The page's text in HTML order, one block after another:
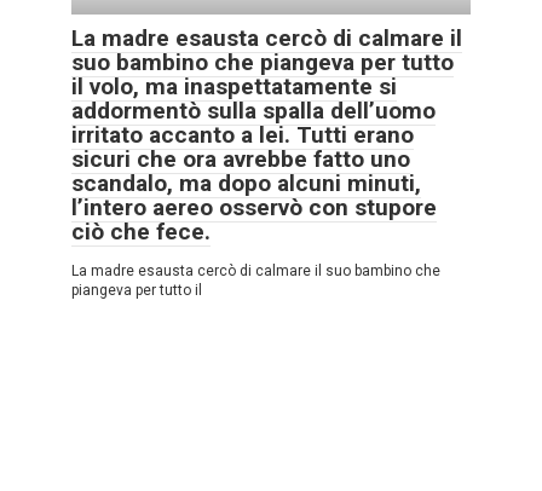
La madre esausta cercò di calmare il
suo bambino che piangeva per tutto
il volo, ma inaspettatamente si
addormentò sulla spalla dell’uomo
irritato accanto a lei. Tutti erano
sicuri che ora avrebbe fatto uno
scandalo, ma dopo alcuni minuti,
l’intero aereo osservò con stupore
ciò che fece.
La madre esausta cercò di calmare il suo bambino che
piangeva per tutto il